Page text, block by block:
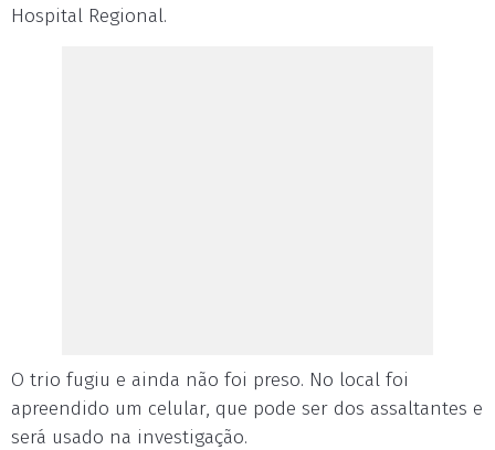
Hospital Regional.
O trio fugiu e ainda não foi preso. No local foi
apreendido um celular, que pode ser dos assaltantes e
será usado na investigação.